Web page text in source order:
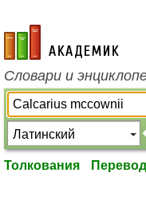
academic.ru
Словари и
Толкования